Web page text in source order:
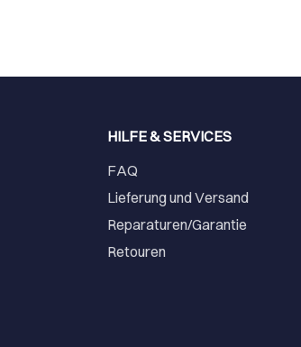
HILFE & SERVICES
FAQ
Lieferung und Versand
Reparaturen/Garantie
Retouren